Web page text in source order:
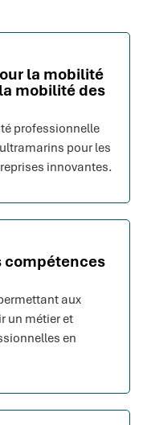
la mobilité
mobilité des
professionnelle
pour les
innovantes.
compétences
aux
un métier et
en